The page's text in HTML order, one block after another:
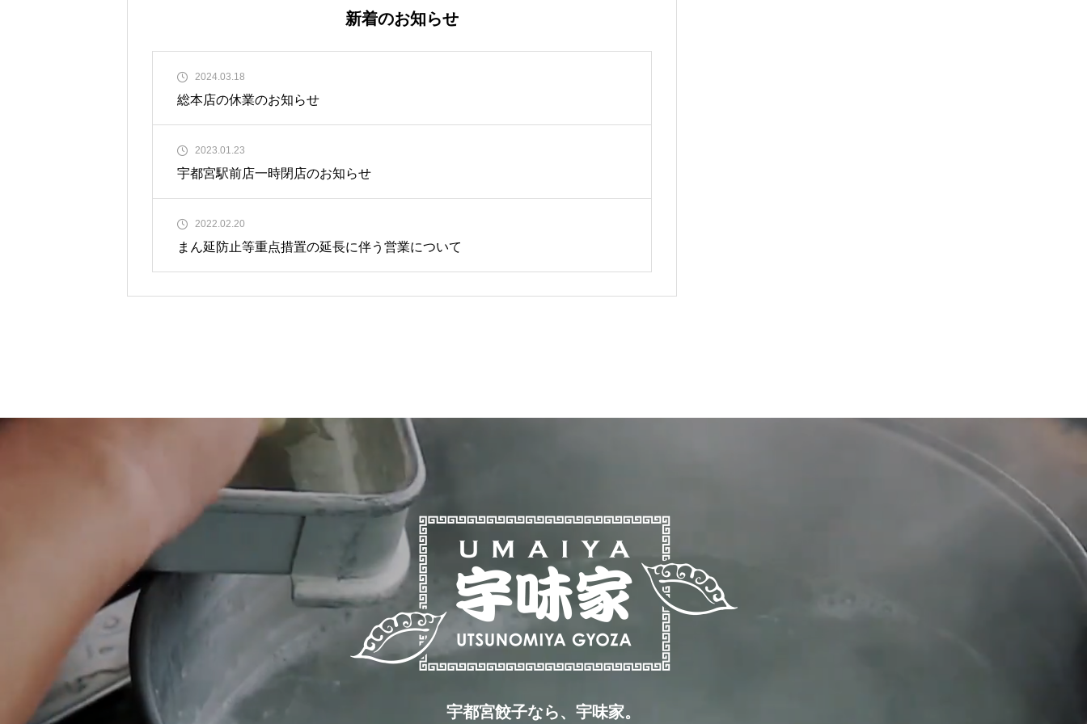
新着のお知らせ
2024.03.18
総本店の休業のお知らせ
2023.01.23
宇都宮駅前店一時閉店のお知らせ
2022.02.20
まん延防止等重点措置の延長に伴う営業について
宇都宮餃子なら、宇味家。